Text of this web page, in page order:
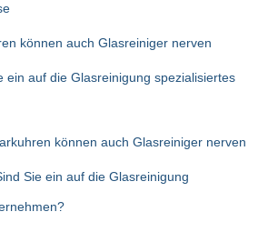
können auch Glasreiniger nerven
ein auf die Glasreinigung spezialisiertes
können auch Glasreiniger nerven
Sie ein auf die Glasreinigung